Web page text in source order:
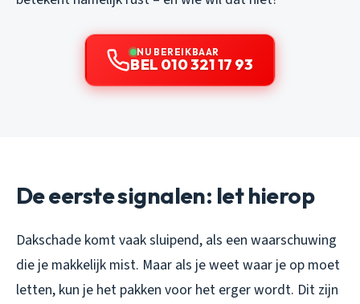
NU BEREIKBAAR
BEL 010 321 17 93
De eerste signalen: let hierop
Dakschade komt vaak sluipend, als een waarschuwing
die je makkelijk mist. Maar als je weet waar je op moet
letten, kun je het pakken voor het erger wordt. Dit zijn